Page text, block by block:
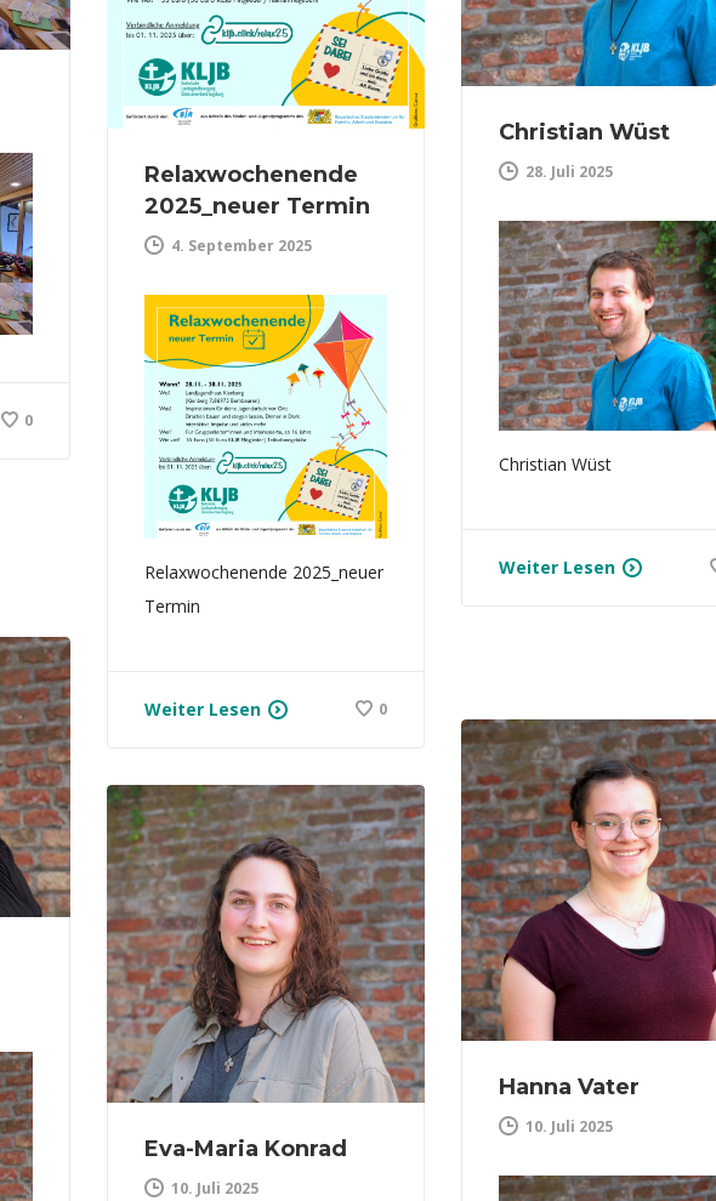
0
Relaxwochenende
2025_neuer Termin
4. September 2025
Relaxwochenende 2025_neuer
Termin
Weiter Lesen 0
Christian Wüst
28. Juli 2025
Christian Wüst
Weiter Lesen
Hanna Vater
10. Juli 2025
Eva-Maria Konrad
10. Juli 2025